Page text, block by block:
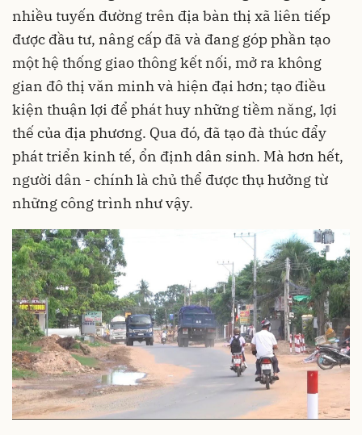
kiện thuận lợi để phát huy những tiềm năng, lợi
thế của địa phương. Qua đó, đã tạo đà thúc đẩy
phát triển kinh tế, ổn định dân sinh. Mà hơn hết,
người dân - chính là chủ thể được thụ hưởng từ
những công trình như vậy.